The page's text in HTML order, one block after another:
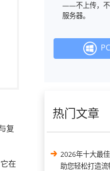
复
在
——不上传，不
服务器。
热门文章
2026年十大最
助您轻松打造